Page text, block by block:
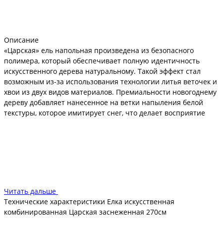
Описание
«Царская» ель напольная произведена из безопасного
полимера, который обеспечивает полную идентичность
искусственного дерева натуральному. Такой эффект стал
возможным из-за использования технологии литья веточек и
хвои из двух видов материалов. Премиальности новогоднему
дереву добавляет нанесенное на ветки напыления белой
текстуры, которое имитирует снег, что делает восприятие
Читать дальше
Технические характеристики Елка искусственная
комбинированная Царская заснеженная 270см